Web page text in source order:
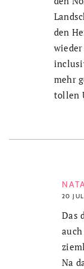
den
mehr
tollen
20
Das
Na